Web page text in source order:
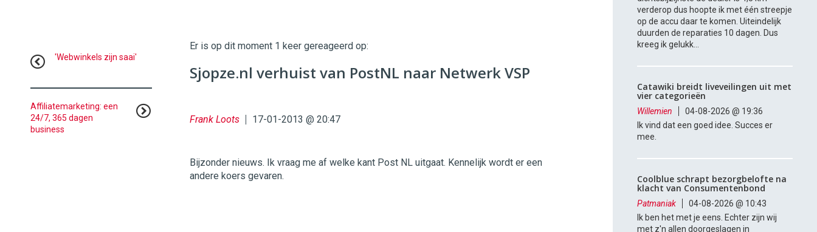
Digital
96 54
Er is op dit moment 1 keer gereageerd op:
Sjopze.nl verhuist van PostNL naar Netwerk VSP
Frank Loots 17-01-2013 @ 20:47
Bijzonder nieuws. Ik vraag me af welke kant Post NL uitgaat. Kennelijk wordt er een
andere koers gevaren.
'Webwinkels zijn saai'
Affiliatemarketing: een
24/7, 365 dagen
business
verderop dus hoopte ik met één streepje
op de accu daar te komen. Uiteindelijk
duurden de reparaties 10 dagen. Dus
kreeg ik gelukk...
Catawiki breidt liveveilingen uit met
vier categorieën
Willemien
04-08-2026 @ 19:36
Ik vind dat een goed idee. Succes er
mee.
Coolblue schrapt bezorgbelofte na
klacht van Consumentenbond
Patmaniak
04-08-2026 @ 10:43
Ik ben het met je eens. Echter zijn wij
met z'n allen doorgeslagen in